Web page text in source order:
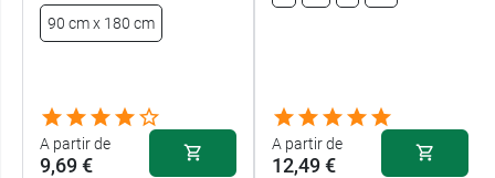
90 cm x 180 cm
A partir de
9,69 €
A partir de
12,49 €